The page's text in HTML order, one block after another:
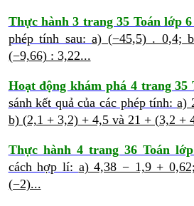
Thực hành 3 trang 35 Toán lớp
phép tính sau:a) (−45,5) . 0,4;
(−9,66) : 3,22...
Hoạt động khám phá 4 trang 35
sánh kết quả của các phép tính: a)
b) (2,1 + 3,2) + 4,5 và 21 + (3,2 +
Thực hành 4 trang 36 Toán
cách hợp lí: a) 4,38 − 1,9 +
(−2)...